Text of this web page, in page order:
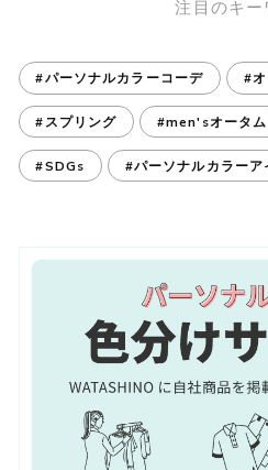
注目のキー
#パーソナルカラーコーデ #
#スプリング #men'sオータム
#SDGs #パーソナルカラーア